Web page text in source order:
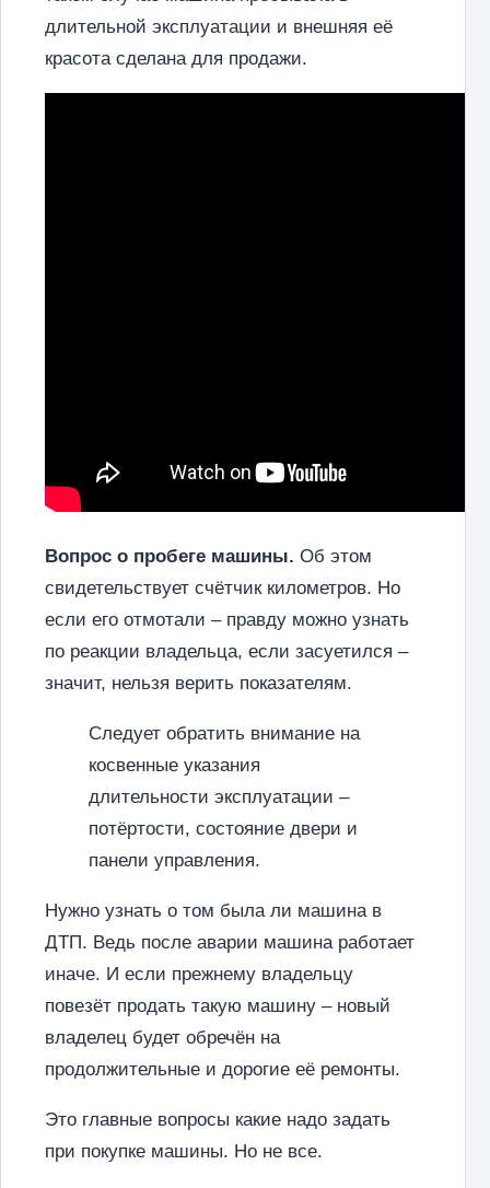
длительной эксплуатации и внешняя её
красота сделана для продажи.
Вопрос о пробеге машины. Об этом
свидетельствует счётчик километров. Но
если его отмотали – правду можно узнать
по реакции владельца, если засуетился –
значит, нельзя верить показателям.
Следует обратить внимание на
косвенные указания
длительности эксплуатации –
потёртости, состояние двери и
панели управления.
Нужно узнать о том была ли машина в
ДТП. Ведь после аварии машина работает
иначе. И если прежнему владельцу
повезёт продать такую машину – новый
владелец будет обречён на
продолжительные и дорогие её ремонты.
Это главные вопросы какие надо задать
при покупке машины. Но не все.